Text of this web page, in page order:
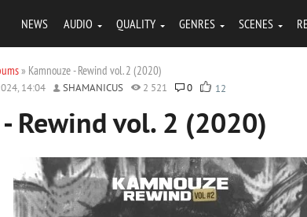
NEWS AUDIO QUALITY GENRES SCENES
» Kamnouze - Rewind vol. 2 (2020)
14:04 SHAMANICUS 2 521 0 12
Rewind vol. 2 (2020)